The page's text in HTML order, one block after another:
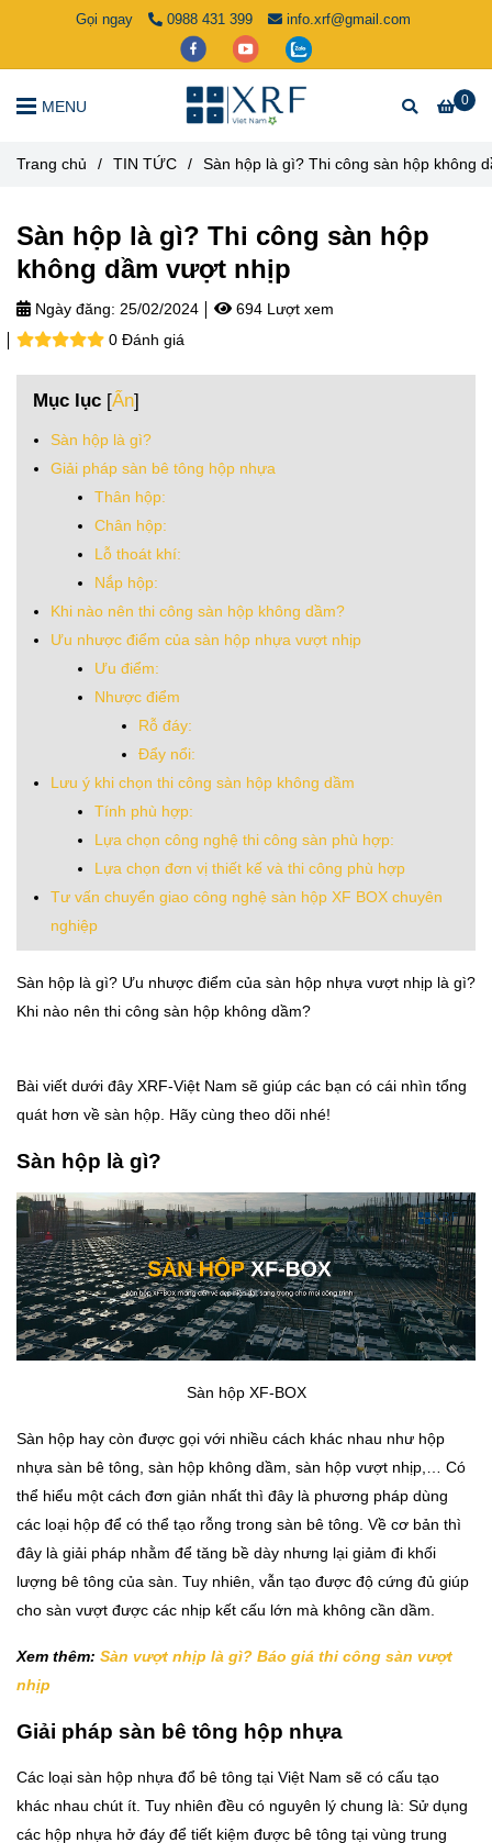
Gọi ngay 0988 431 399 info.xrf@gmail.com
0
MENU
Trang chủ / TIN TỨC / Sàn hộp là gì? Thi công sàn hộp không
Sàn hộp là gì? Thi công sàn hộp
không dầm vượt nhịp
Ngày đăng: 25/02/2024
694 Lượt xem
0 Đánh giá
Mục lục [Ẩn]
Sàn hộp là gì?
Giải pháp sàn bê tông hộp nhựa
Thân hộp:
Chân hộp:
Lỗ thoát khí:
Nắp hộp:
Khi nào nên thi công sàn hộp không dầm?
Ưu nhược điểm của sàn hộp nhựa vượt nhịp
Ưu điểm:
Nhược điểm
Rỗ đáy:
Đẩy nổi:
Lưu ý khi chọn thi công sàn hộp không dầm
Tính phù hợp:
Lựa chọn công nghệ thi công sàn phù hợp:
Lựa chọn đơn vị thiết kế và thi công phù hợp
Tư vấn chuyển giao công nghệ sàn hộp XF BOX chuyên
nghiệp
Sàn hộp là gì? Ưu nhược điểm của sàn hộp nhựa vượt nhịp là gì?
Khi nào nên thi công sàn hộp không dầm?
Bài viết dưới đây XRF-Việt Nam sẽ giúp các bạn có cái nhìn tổng
quát hơn về sàn hộp. Hãy cùng theo dõi nhé!
Sàn hộp là gì?
Sàn hộp XF-BOX
Sàn hộp hay còn được gọi với nhiều cách khác nhau như hộp
nhựa sàn bê tông, sàn hộp không dầm, sàn hộp vượt nhịp,… Có
thể hiểu một cách đơn giản nhất thì đây là phương pháp dùng
các loại hộp để có thể tạo rỗng trong sàn bê tông. Về cơ bản thì
đây là giải pháp nhằm để tăng bề dày nhưng lại giảm đi khối
lượng bê tông của sàn. Tuy nhiên, vẫn tạo được độ cứng đủ giúp
cho sàn vượt được các nhịp kết cấu lớn mà không cần dầm.
Xem thêm: Sàn vượt nhịp là gì? Báo giá thi công sàn vượt
nhịp
Giải pháp sàn bê tông hộp nhựa
Các loại sàn hộp nhựa đổ bê tông tại Việt Nam sẽ có cấu tạo
khác nhau chút ít. Tuy nhiên đều có nguyên lý chung là: Sử dụng
các hộp nhựa hở đáy để tiết kiệm được bê tông tại vùng trung